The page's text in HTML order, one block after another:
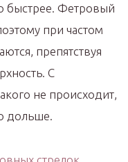
быстрее. Фетровый
при частом
препятствуя
С
не происходит,
дольше.